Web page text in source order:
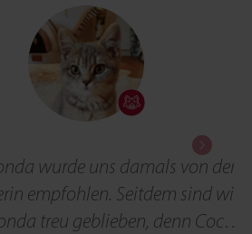
uns damals von der
Seitdem sind wir
treu geblieben, denn Coco
Next